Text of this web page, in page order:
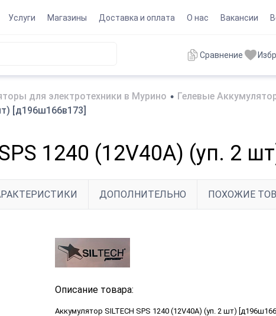
Услуги Магазины Доставка и оплата О нас Вакансии
Сравнение
для электротехники в Мурино • Гелевые
[д196ш166в173]
1240 (12V40A) (уп. 2
ДОПОЛНИТЕЛЬНО ПОХОЖИЕ
Описание товара:
Аккумулятор SILTECH SPS 1240 (12V40A) (уп. 2 шт)